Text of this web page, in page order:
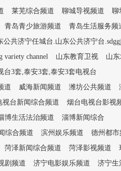
莱芜综合频道 聊城导视频道 聊
青岛青少旅游频道 青岛生活服务频
公共济宁任城台.山东公共济宁台
variety channel 山东教育卫视 山
台3套,泰安3套,泰安3套电视台
道 威海新闻频道 潍坊公共频道
视台新闻综合频道 烟台电视台影视
博生活法治频道
淄博新闻综合
综合频道 滨州娱乐频道 德州都市
菏泽新闻综合频道 菏泽影视频道
剧频道 济宁电影娱乐频道 济宁生